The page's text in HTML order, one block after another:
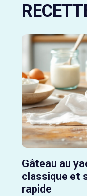
Gâteau au
classique et
rapide